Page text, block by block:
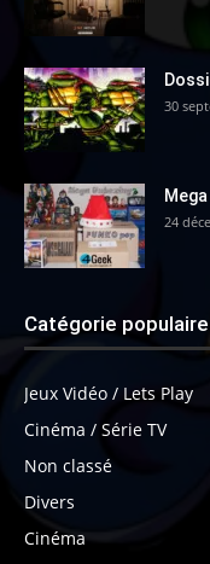
30
24
Catégorie populaire
Jeux Vidéo / Lets Play
Cinéma / Série TV
Non classé
Divers
Cinéma